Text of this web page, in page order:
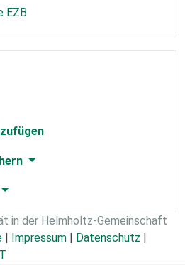
EZB
in der Helmholtz-Gemeinschaft
| Impressum | Datenschutz |